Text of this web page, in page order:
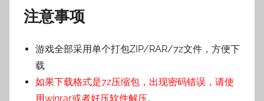
注意事项
游戏全部采用单个打包ZIP/RAR/7z文件，方便下
载
如果下载格式是7z压缩包，出现密码错误，请使
用winrar或者好压软件解压。